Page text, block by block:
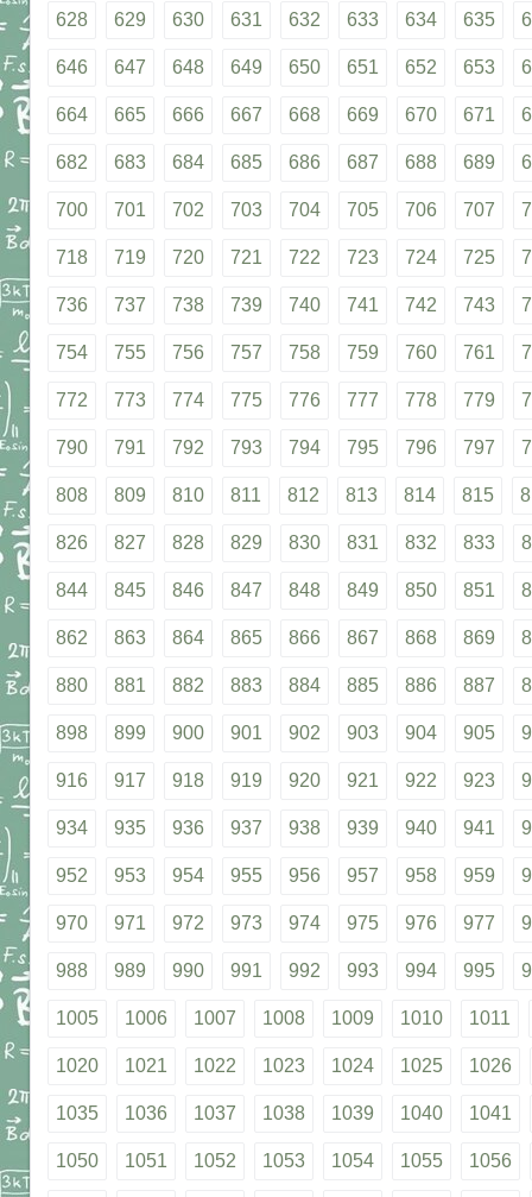
628 629 630 631 632 633 634 635
646 647 648 649 650 651 652 653
664 665 666 667 668 669 670 671
682 683 684 685 686 687 688 689
700 701 702 703 704 705 706 707
718 719 720 721 722 723 724 725
736 737 738 739 740 741 742 743
754 755 756 757 758 759 760 761
772 773 774 775 776 777 778 779
790 791 792 793 794 795 796 797
808 809 810 811 812 813 814 815
826 827 828 829 830 831 832 833
844 845 846 847 848 849 850 851
862 863 864 865 866 867 868 869
880 881 882 883 884 885 886 887
898 899 900 901 902 903 904 905
916 917 918 919 920 921 922 923
934 935 936 937 938 939 940 941
952 953 954 955 956 957 958 959
970 971 972 973 974 975 976 977
988 989 990 991 992 993 994 995
1005 1006 1007 1008 1009 1010 1011
1020 1021 1022 1023 1024 1025 1026
1035 1036 1037 1038 1039 1040 1041
1050 1051 1052 1053 1054 1055 1056